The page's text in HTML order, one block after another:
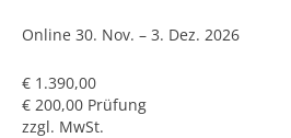
Online 30. Nov. – 3. Dez. 2026
€ 1.390,00
€ 200,00 Prüfung
zzgl. MwSt.